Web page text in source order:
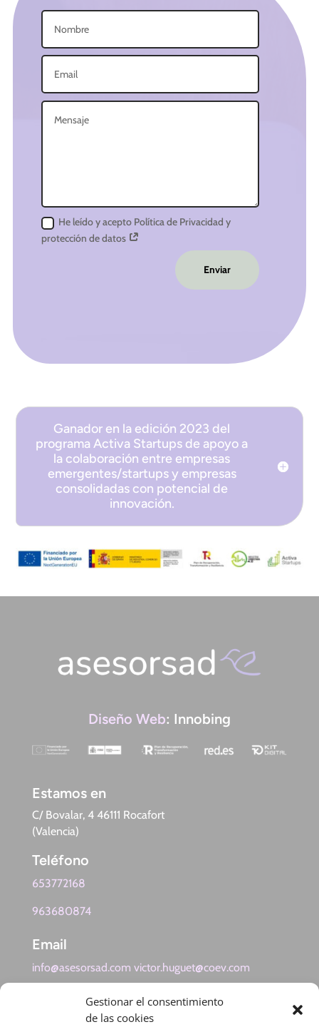
Gestionar el consentimiento
de las cookies
He leído y acepto Política de Privacidad y
protección de datos
Enviar
Ganador en la edición 2023 del
programa Activa Startups de apoyo a
la colaboración entre empresas
emergentes/startups y empresas
consolidadas con potencial de
innovación.
Diseño Web: Innobing
Estamos en
C/ Bovalar, 4 46111 Rocafort
(Valencia)
Teléfono
653772168
963680874
Email
info@asesorsad.com victor.huguet@coev.com